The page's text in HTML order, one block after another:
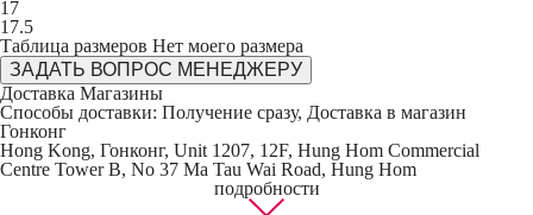
17
17.5
Таблица размеров Нет моего размера
ЗАДАТЬ ВОПРОС МЕНЕДЖЕРУ
Доставка Магазины
Способы доставки: Получение сразу, Доставка в магазин
Гонконг
Hong Kong, Гонконг, Unit 1207, 12F, Hung Hom Commercial
Centre Tower B, No 37 Ma Tau Wai Road, Hung Hom
подробности